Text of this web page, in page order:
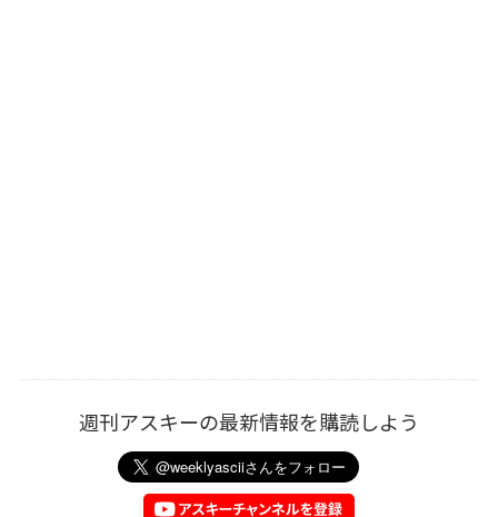
週刊アスキーの最新情報を購読しよう